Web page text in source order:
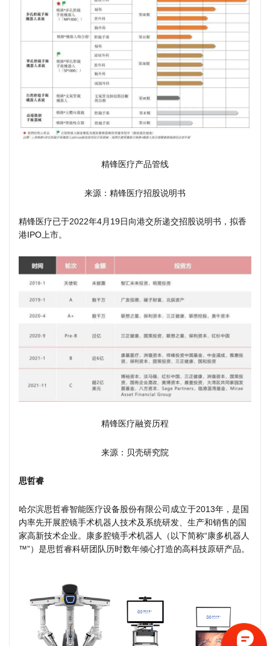
精锋医疗产品管线
来源：精锋医疗招股说明书
精锋医疗已于2022年4月19日向港交所递交招股说明书，拟香
港IPO上市。
精锋医疗融资历程
来源：贝壳研究院
思哲睿
哈尔滨思哲睿智能医疗设备股份有限公司成立于2013年，是国
内率先开展腔镜手术机器人技术及系统研发、生产和销售的国
家高新技术企业。康多腔镜手术机器人（以下简称“康多机器人
™”）是思哲睿科研团队历时数年倾心打造的高科技原研产品。